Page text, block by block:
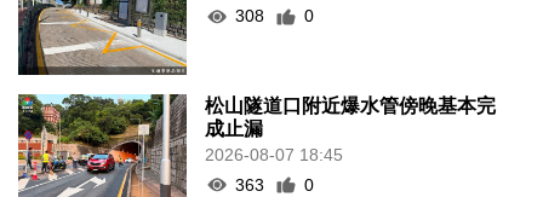
308
0
松山隧道口附近爆水管傍晚基本完
成止漏
2026-08-07 18:45
363
0